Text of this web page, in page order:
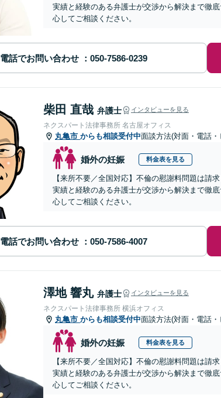
実績と経験のある弁護士が交渉から解決まで徹
心してご相談ください。
電話でお問い合わせ
柴田 直哉 弁護士 インタビューを見る
ネクスパート法律事務所 名古屋オフィス
丸亀市 からも相談受付中面談方法(対面・電話
婚外の妊娠 料金表を見る
【来所不要／全国対応】不倫の慰謝料問題は請
実績と経験のある弁護士が交渉から解決まで徹
心してご相談ください。
電話でお問い合わせ
澤地 響丸 弁護士 インタビューを見る
ネクスパート法律事務所 横浜オフィス
丸亀市 からも相談受付中面談方法(対面・電話
婚外の妊娠 料金表を見る
【来所不要／全国対応】不倫の慰謝料問題は請
実績と経験のある弁護士が交渉から解決まで徹
心してご相談ください。